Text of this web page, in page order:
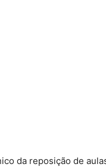
da reposição de